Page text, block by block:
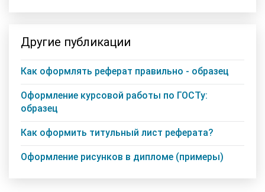
Другие публикации
Как оформлять реферат правильно - образец
Оформление курсовой работы по ГОСТу:
образец
Как оформить титульный лист реферата?
Оформление рисунков в дипломе (примеры)